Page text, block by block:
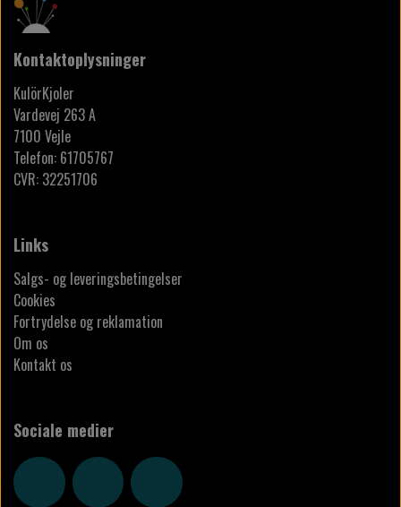
Kontaktoplysninger
KulörKjoler
Vardevej 263 A
7100 Vejle
Telefon: 61705767
CVR: 32251706
Links
Salgs- og leveringsbetingelser
Cookies
Fortrydelse og reklamation
Om os
Kontakt os
Sociale medier